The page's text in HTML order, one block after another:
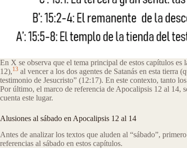
En X se observa que el tema principal de estos capítulos
12),13 al vencer a los dos agentes de Satanás en esta
testimonio de Jesucristo” (12:17). En este contexto, tanto
Por último, el marco de referencia de Apocalipsis 12 al 14,
cuenta este lugar.
Alusiones al sábado en Apocalipsis 12 al 14
Antes de analizar los textos que aluden al “sábado”,
referencias al sábado en estos capítulos.